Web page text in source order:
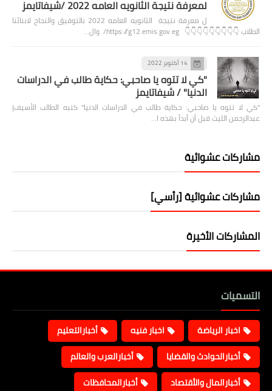
لمعرفة نتيجة الثانويه العامه 2022 /شيفاتايمز
ل معرفة نتيجة الثانويه العامه 2022 بالتوفيق والنجاح لابنائنا
الطلاب 👇👇👇👇👇👇👇👇👇 https://g12.emis.gov.eg/ وال…
14 أكتوبر 2022
"كي لا تتوه يا صاحبي: حكاية طالب في الدراسات
الدنيا" / شيفاتايمز
"كي لا تتوه يا صاحبي: حكاية طالب في الدراسات الدنيا" كتبه الطالب الأسيف|
عبدالرحمن الليث قبل أن أبدأ بهذه ا…
مشاركات عشوائية
مشاركات عشوائية [رأسي]
المشاركات الأخيرة
التسميات
اخبار الرياضة اخبار فنيه
أخبارالتعليم
أخبارالحوادث والقضايا
أخبارالعرب والعالم
أخبارالمال والأقتصاد
أخبارالمحافظات